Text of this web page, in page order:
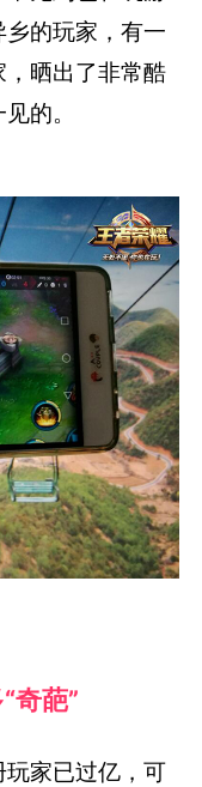
的玩家，有一
晒出了非常酷
的。
奇葩”
家已过亿，可